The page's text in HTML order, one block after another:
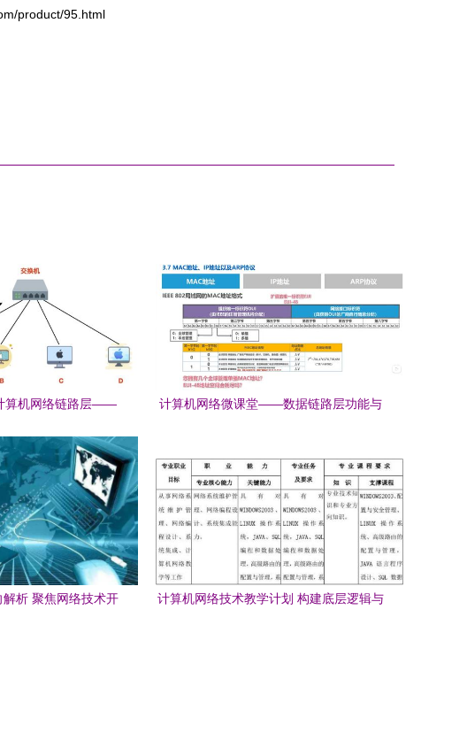
product/95.html
算机网络链路层——
计算机网络微课堂——数据链路层功能与
析 聚焦网络技术开
计算机网络技术教学计划 构建底层逻辑与